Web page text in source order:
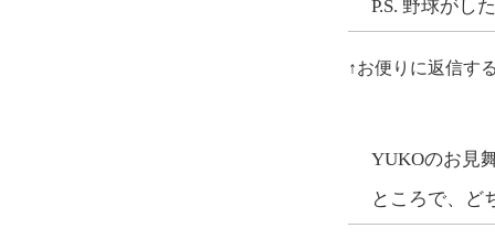
P.S. 野球がし
↑お便りに返信す
YUKOのお見
ところで、ど